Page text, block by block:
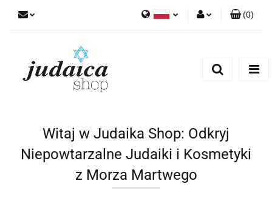
(0)
Witaj w Judaika Shop: Odkryj
Niepowtarzalne Judaiki i Kosmetyki
z Morza Martwego